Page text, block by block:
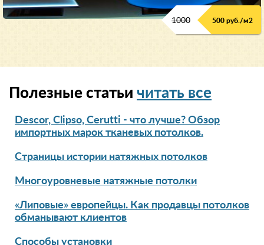
1000 500 руб./м2
Полезные статьи читать все
Descor, Clipso, Cerutti - что лучше? Обзор
импортных марок тканевых потолков.
Страницы истории натяжных потолков
Многоуровневые натяжные потолки
«Липовые» европейцы. Как продавцы потолков
обманывают клиентов
Способы установки